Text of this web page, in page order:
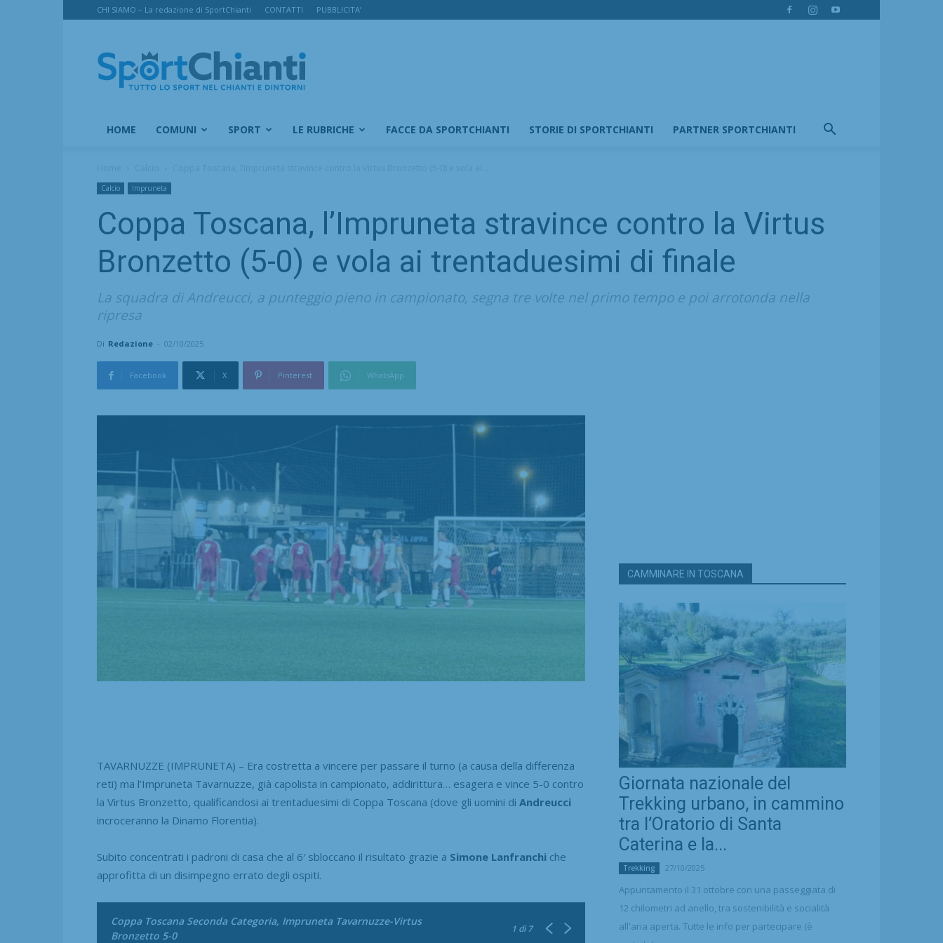
CHI SIAMO – La redazione di SportChianti CONTATTI PUBBLICITA’
SportChianti
HOME COMUNI SPORT LE RUBRICHE FACCE DA SPORTCHIANTI STORIE DI SPORTCHIANTI PARTNER SPORTCHIANTI
Calcio Impruneta
Coppa Toscana, l’Impruneta stravince contro la Virtus
Bronzetto (5-0) e vola ai trentaduesimi di finale
La squadra di Andreucci, a punteggio pieno in campionato, segna tre volte nel primo tempo e poi arrotonda nella
ripresa
Di Redazione - 02/10/2025
Facebook X Pinterest WhatsApp
TAVARNUZZE (IMPRUNETA) – Era costretta a vincere per passare il turno (a causa della differenza
reti) ma l’Impruneta Tavarnuzze, già capolista in campionato, addirittura… esagera e vince 5-0 contro
la Virtus Bronzetto, qualificandosi ai trentaduesimi di Coppa Toscana (dove gli uomini di Andreucci
incroceranno la Dinamo Florentia).
Subito concentrati i padroni di casa che al 6′ sbloccano il risultato grazie a Simone Lanfranchi che
approfitta di un disimpegno errato degli ospiti.
Coppa Toscana Seconda Categoria, Impruneta Tavarnuzze-Virtus
Bronzetto 5-0
1 di 7
CAMMINARE IN TOSCANA
Giornata nazionale del
Trekking urbano, in cammino
tra l’Oratorio di Santa
Caterina e la...
Trekking 27/10/2025
Appuntamento il 31 ottobre con una passeggiata di
12 chilometri ad anello, tra sostenibilità e socialità
all'aria aperta. Tutte le info per partecipare (è